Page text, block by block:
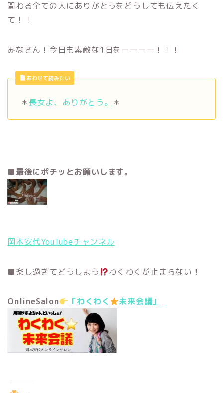
関わる全ての人にありがとうをどうしても伝えたく
て！！
みなさん！今日も素敵な1日をーーーー！！！
あわせて読みたい
＊ 長女よ、ありがとう。 ＊
■最後にポチッとお願いします。
岡本安代YouTubeチャンネル
■楽し過ぎてどうしよう わくわくが止まらない ！
OnlineSalon 「わくわく 未来会議」